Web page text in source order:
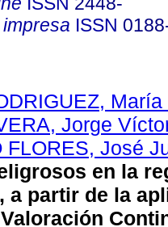
ISSN
Jorge
FLORES, José
en la
a partir de la